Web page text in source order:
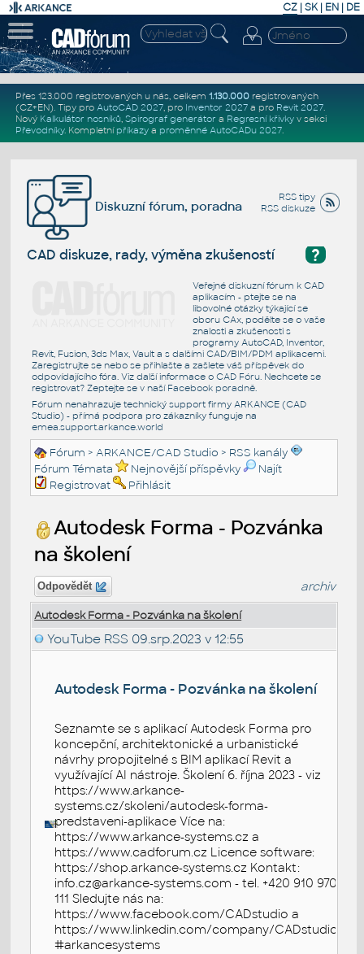
CZ | SK| EN | DE
Přes 123.000 registrovaných u nás, celkem 1.130.000registrovaných
(CZ+EN). Tipy pro AutoCAD 2027, pro Inventor 2027a pro Revit 2027.
Nový Kalkulátor nosníků, Spirograf generátor a Regresní křivkyv sekci
Převodníky. Kompletní příkazya proměnné AutoCADu 2027.
RSS tipy
RSS diskuze
Diskuzní fórum, poradna
?
CAD diskuze, rady, výměna zkušeností
Veřejné diskuzní fórum k CAD
aplikacím - ptejte se na
libovolné otázky týkající se
oboru CAx, podělte se o vaše
znalosti a zkušenosti s
programy AutoCAD, Inventor,
Revit, Fusion, 3ds Max, Vault a s dalšími CAD/BIM/PDM aplikacemi.
Zaregistrujte se nebo se přihlašte a zašlete váš příspěvek do
odpovídajícího fóra. Viz další informace o CAD Fóru. Nechcete se
registrovat? Zeptejte se v naší Facebook poradně.
Fórum nenahrazuje technický support firmy ARKANCE (CAD
Studio) - přímá podpora pro zákazníky funguje na
emea.support.arkance.world
Fórum >ARKANCE/CAD Studio > RSS kanály
Fórum Témata
Nejnovější příspěvky
Najít
Registrovat
Přihlásit
Autodesk Forma - Pozvánka
na školení
Odpovědět archiv
Autodesk Forma - Pozvánka na školení
YouTube RSS 09.srp.2023 v 12:55
Autodesk Forma - Pozvánka na školení
Seznamte se s aplikací Autodesk Forma pro
koncepční, architektonické a urbanistické
návrhy propojitelné s BIM aplikací Revit a
využívající AI nástroje. Školení 6. října 2023 - viz
https://www.arkance-
systems.cz/skoleni/autodesk-forma-
predstaveni-aplikace Více na:
https://www.arkance-systems.cz a
https://www.cadforum.cz Licence software:
https://shop.arkance-systems.cz Kontakt:
info.cz@arkance-systems.com - tel. +420 910 970
111 Sledujte nás na:
https://www.facebook.com/CADstudio a
https://www.linkedin.com/company/CADstudio
#arkancesystems